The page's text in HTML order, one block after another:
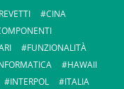
CINA
FUNZIONALITÀ
HAWAII
INTERPOL
ITALIA